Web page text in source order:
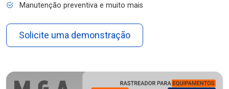
Manutenção preventiva e muito mais
Solicite uma demonstração